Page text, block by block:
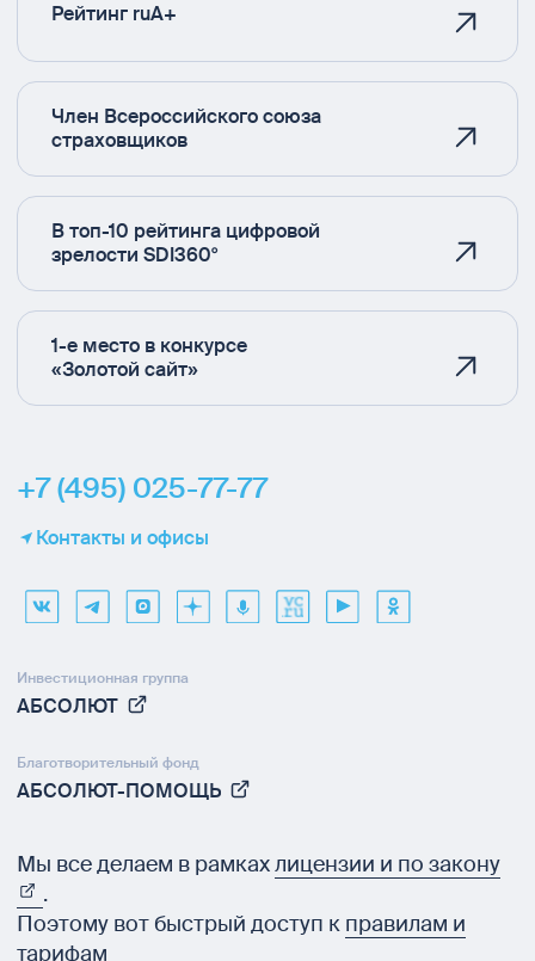
Рейтинг ruA+
Член Всероссийского союза
страховщиков
В топ-10 рейтинга цифровой
зрелости SDI360°
1-е место в конкурсе
«Золотой сайт»
+7 (495) 025-77-77
Контакты и офисы
Инвестиционная группа
АБСОЛЮТ
Благотворительный фонд
АБСОЛЮТ-ПОМОЩЬ
Мы все делаем в рамкахлицензии и по закону
.
Поэтому вот быстрый доступ к правилам и
тарифам